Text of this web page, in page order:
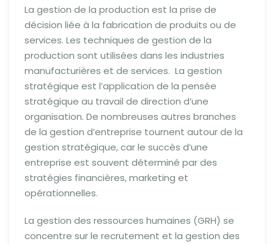
La gestion de la production est la prise de
décision liée à la fabrication de produits ou de
services. Les techniques de gestion de la
production sont utilisées dans les industries
manufacturières et de services. La gestion
stratégique est l’application de la pensée
stratégique au travail de direction d’une
organisation. De nombreuses autres branches
de la gestion d’entreprise tournent autour de la
gestion stratégique, car le succès d’une
entreprise est souvent déterminé par des
stratégies financières, marketing et
opérationnelles.
La gestion des ressources humaines (GRH) se
concentre sur le recrutement et la gestion des